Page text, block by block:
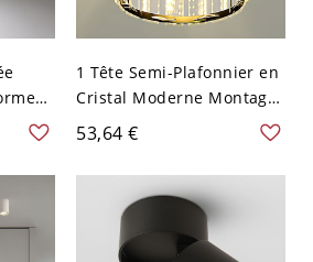
V-
1 Tête Semi-Plafonnier en
Cristal Moderne Montage
Semi-Encastré pour
Couloir - 110 V-120 V Noir
Cylindre
53,64 €